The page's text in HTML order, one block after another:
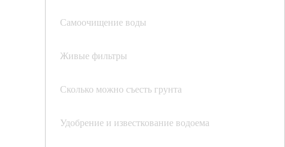
Самоочищение воды
Живые фильтры
Сколько можно съесть грунта
Удобрение и известкование водоема